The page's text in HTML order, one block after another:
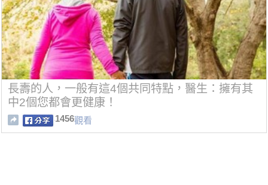
長壽的人，一般有這4個共同特點，醫生：擁有其
中2個您都會更健康！
1456觀看